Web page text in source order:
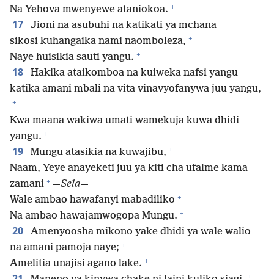
Na Yehova mwenyewe ataniokoa. +
17
Jioni na asubuhi na katikati ya mchana
sikosi kuhangaika nami naomboleza, +
Naye huisikia sauti yangu. +
18
Hakika ataikomboa na kuiweka nafsi yangu
katika amani mbali na vita vinavyofanywa juu yangu,
+
Kwa maana wakiwa umati wamekuja kuwa dhidi
yangu. +
19 Mungu atasikia na kuwajibu, +
Naam, Yeye anayeketi juu ya kiti cha ufalme kama
zamani + —Sela—
Wale ambao hawafanyi mabadiliko +
Na ambao hawajamwogopa Mungu. +
20
Amenyoosha mikono yake dhidi ya wale walio
na amani pamoja naye; +
Amelitia unajisi agano lake. +
+